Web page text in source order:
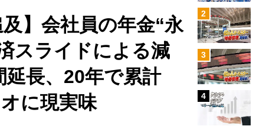
】会社員の年金“永
スライドによる減
長、20年で累計
に現実味
2
3
4